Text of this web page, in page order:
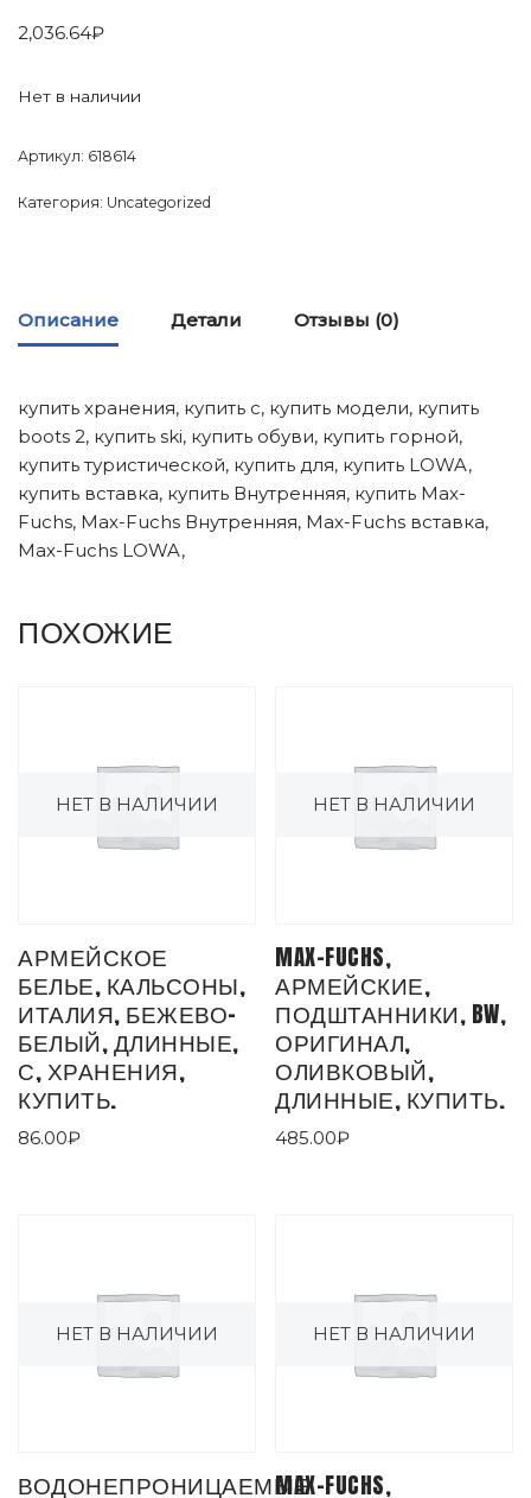
2,036.64₽
Нет в наличии
Артикул: 618614
Категория: Uncategorized
Описание Детали Отзывы (0)
купить хранения, купить с, купить модели, купить
boots 2, купить ski, купить обуви, купить горной,
купить туристической, купить для, купить LOWA,
купить вставка, купить Внутренняя, купить Max-
Fuchs, Max-Fuchs Внутренняя, Max-Fuchs вставка,
Max-Fuchs LOWA,
ПОХОЖИЕ
НЕТ В НАЛИЧИИ
АРМЕЙСКОЕ
БЕЛЬЕ, КАЛЬСОНЫ,
ИТАЛИЯ, БЕЖЕВО-
БЕЛЫЙ, ДЛИННЫЕ,
С, ХРАНЕНИЯ,
КУПИТЬ.
86.00₽
НЕТ В НАЛИЧИИ
MAX-FUCHS,
АРМЕЙСКИЕ,
ПОДШТАННИКИ, BW,
ОРИГИНАЛ,
ОЛИВКОВЫЙ,
ДЛИННЫЕ, КУПИТЬ.
485.00₽
НЕТ В НАЛИЧИИ
ВОДОНЕПРОНИЦАЕМЫЕ
НЕТ В НАЛИЧИИ
MAX-FUCHS,